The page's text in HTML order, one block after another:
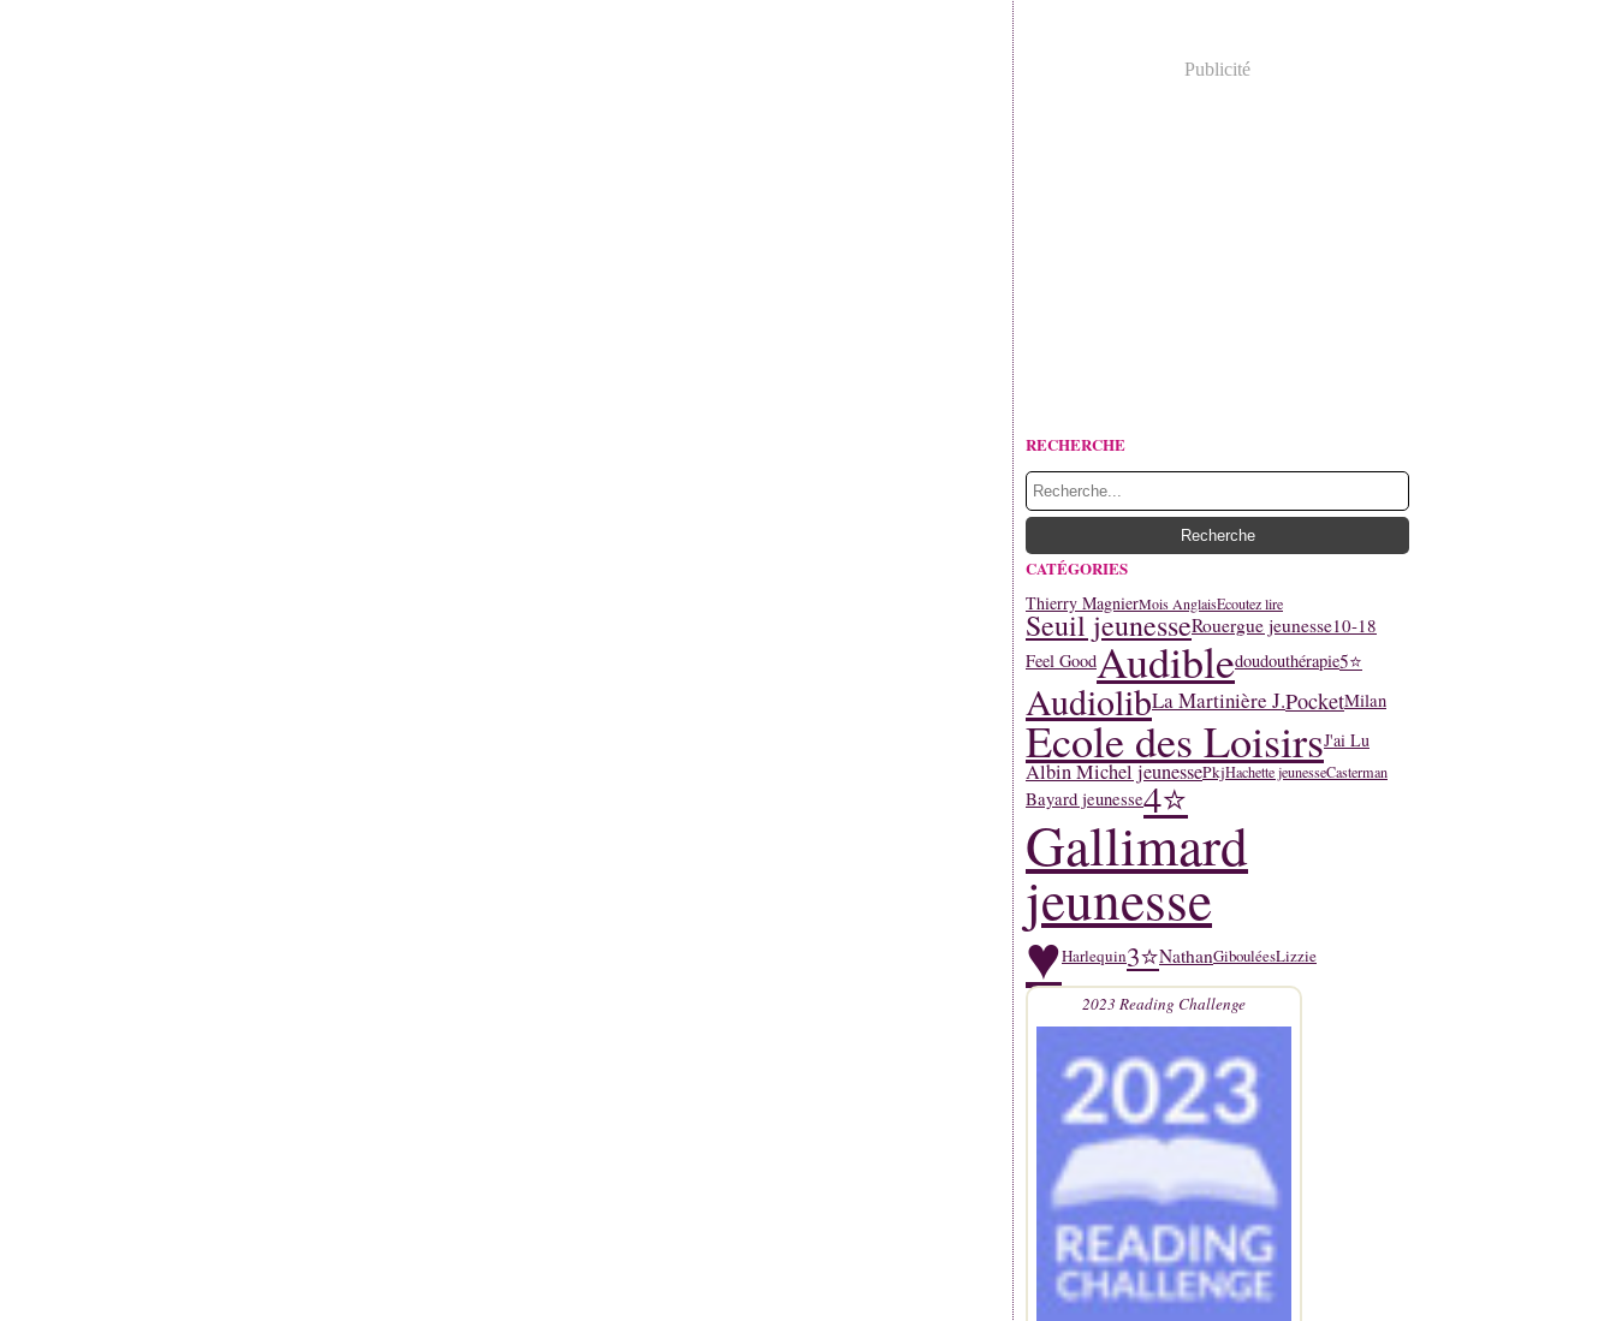
Publicité
RECHERCHE
CATÉGORIES
Thierry MagnierMois AnglaisEcoutez lire
Seuil jeunesseRouergue jeunesse10-18
Feel GoodAudibledoudouthérapie5⭐
AudiolibLa Martinière J.PocketMilan
Ecole des LoisirsJ'ai Lu
Albin Michel jeunessePkjHachette jeunesseCasterman
Bayard jeunesse4⭐
Gallimard
jeunesse
♥Harlequin3⭐NathanGibouléesLizzie
2023 Reading Challenge